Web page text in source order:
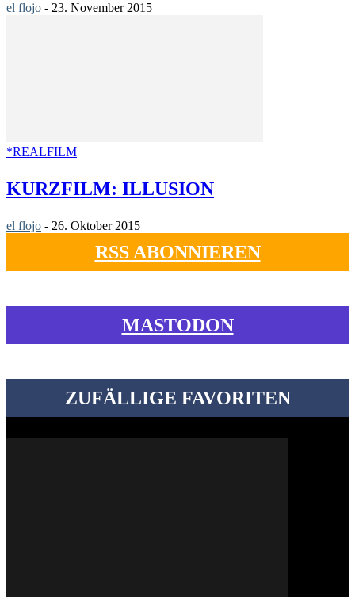
el flojo - 23. November 2015
*REALFILM
KURZFILM: ILLUSION
el flojo - 26. Oktober 2015
RSS ABONNIEREN
MASTODON
ZUFÄLLIGE FAVORITEN